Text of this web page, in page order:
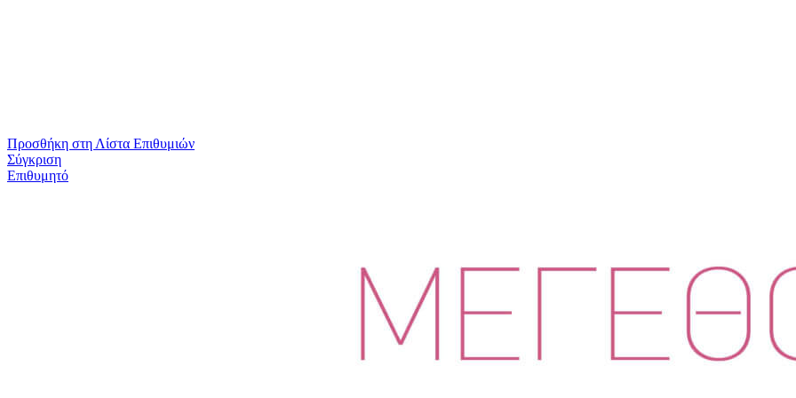
Προσθήκη στη Λίστα Επιθυμιών
Σύγκριση
Επιθυμητό